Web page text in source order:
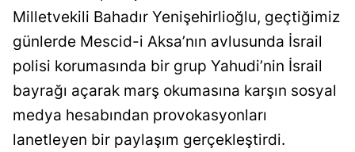
Milletvekili Bahadır Yenişehirlioğlu, geçtiğimiz
günlerde Mescid-i Aksa’nın avlusunda İsrail
polisi korumasında bir grup Yahudi’nin İsrail
bayrağı açarak marş okumasına karşın sosyal
medya hesabından provokasyonları
lanetleyen bir paylaşım gerçekleştirdi.